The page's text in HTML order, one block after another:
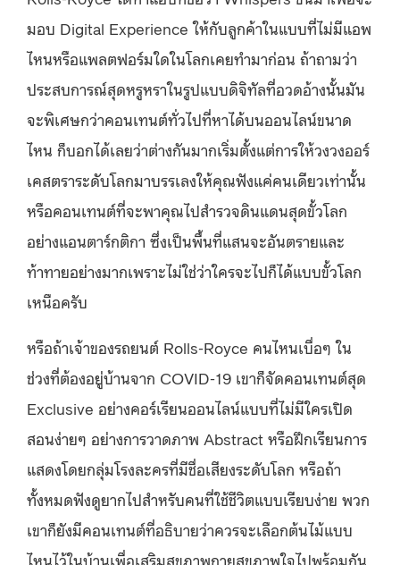
มอบ Digital Experience ให้กับลูกค้าในแบบที่ไม่มีแอพ
ไหนหรือแพลตฟอร์มใดในโลกเคยทำมาก่อน ถ้าถามว่า
ประสบการณ์สุดหรูหราในรูปแบบดิจิทัลที่อวดอ้างนั้นมัน
จะพิเศษกว่าคอนเทนต์ทั่วไปที่หาได้บนออนไลน์ขนาด
ไหน ก็บอกได้เลยว่าต่างกันมากเริ่มตั้งแต่การให้วงวงออร์
เคสตราระดับโลกมาบรรเลงให้คุณฟังแค่คนเดียวเท่านั้น
หรือคอนเทนต์ที่จะพาคุณไปสำรวจดินแดนสุดขั้วโลก
อย่างแอนตาร์กติกา ซึ่งเป็นพื้นที่แสนจะอันตรายและ
ท้าทายอย่างมากเพราะไม่ใช่ว่าใครจะไปก็ได้แบบขั้วโลก
เหนือครับ
หรือถ้าเจ้าของรถยนต์ Rolls-Royce คนไหนเบื่อๆ ใน
ช่วงที่ต้องอยู่บ้านจาก COVID-19 เขาก็จัดคอนเทนต์สุด
Exclusive อย่างคอร์เรียนออนไลน์แบบที่ไม่มีใครเปิด
สอนง่ายๆ อย่างการวาดภาพ Abstract หรือฝึกเรียนการ
แสดงโดยกลุ่มโรงละครที่มีชื่อเสียงระดับโลก หรือถ้า
ทั้งหมดฟังดูยากไปสำหรับคนที่ใช้ชีวิตแบบเรียบง่าย พวก
เขาก็ยังมีคอนเทนต์ที่อธิบายว่าควรจะเลือกต้นไม้แบบ
ไหนไว้ในบ้านเพื่อเสริมสุขภาพกายสุขภาพใจไปพร้อมกัน